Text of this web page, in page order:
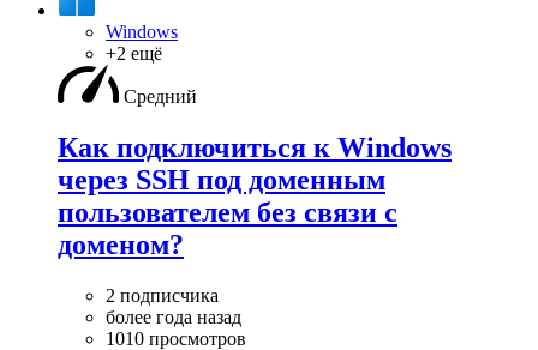
Windows
+2 ещё
Средний
Как подключиться к Windows
через SSH под доменным
пользователем без связи с
доменом?
2 подписчика
более года назад
1010 просмотров